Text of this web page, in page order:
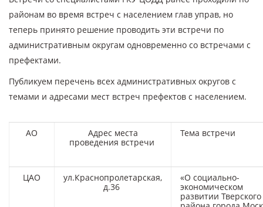
районам во время встреч с населением глав управ, но
теперь принято решение проводить эти встречи по
административным округам одновременно со встречами с
префектами.
Публикуем перечень всех административных округов с
темами и адресами мест встреч префектов с населением.
АО
Адрес места
проведения встречи
Тема встречи
ЦАО
ул.Краснопролетарская,
д.36
«О социально-
экономическом
развитии Тверского